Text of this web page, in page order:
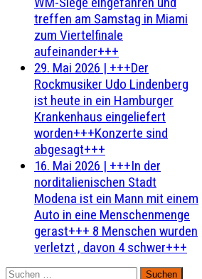
treffen am Samstag in Miami
zum Viertelfinale
aufeinander+++
29. Mai 2026 | +++Der
Rockmusiker Udo Lindenberg
ist heute in ein Hamburger
Krankenhaus eingeliefert
worden+++Konzerte sind
abgesagt+++
16. Mai 2026 | +++In der
norditalienischen Stadt
Modena ist ein Mann mit einem
Auto in eine Menschenmenge
gerast+++ 8 Menschen wurden
verletzt , davon 4 schwer+++
Suchen